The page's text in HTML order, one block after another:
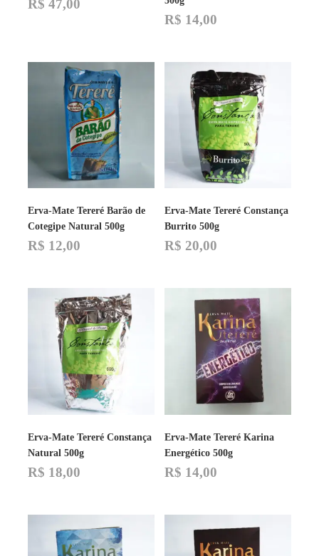
R$ 47,00
R$ 14,00
Erva-Mate Tereré Barão de
Cotegipe Natural 500g
R$ 12,00
Erva-Mate Tereré Constança
Burrito 500g
R$ 20,00
Erva-Mate Tereré Constança
Natural 500g
R$ 18,00
Erva-Mate Tereré Karina
Energético 500g
R$ 14,00